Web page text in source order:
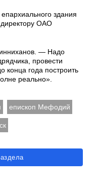
епархиального здания
директору ОАО
— Надо
провести
конца года построить
реально».
епископ Мефодий